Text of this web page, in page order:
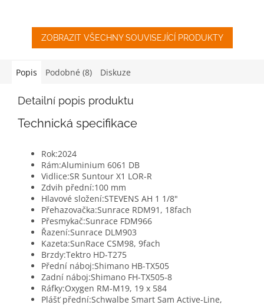
ZOBRAZIT VŠECHNY SOUVISEJÍCÍ PRODUKTY
Popis Podobné (8) Diskuze
Detailní popis produktu
Technická specifikace
Rok:2024
Rám:Aluminium 6061 DB
Vidlice:SR Suntour X1 LOR-R
Zdvih přední:100 mm
Hlavové složení:STEVENS AH 1 1/8"
Přehazovačka:Sunrace RDM91, 18fach
Přesmykač:Sunrace FDM966
Řazení:Sunrace DLM903
Kazeta:SunRace CSM98, 9fach
Brzdy:Tektro HD-T275
Přední náboj:Shimano HB-TX505
Zadní náboj:Shimano FH-TX505-8
Ráfky:Oxygen RM-M19, 19 x 584
Plášť přední:Schwalbe Smart Sam Active-Line,